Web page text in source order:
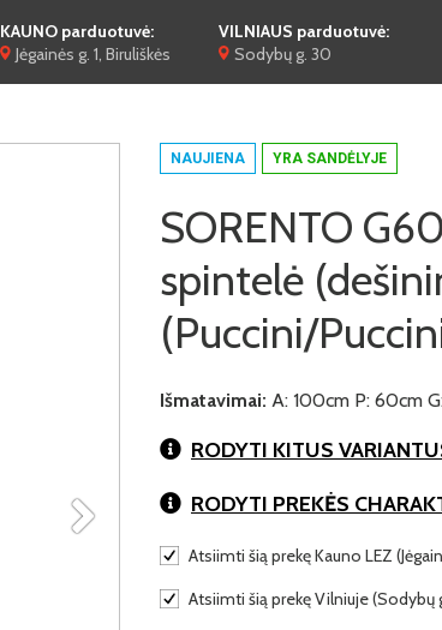
KAUNO parduotuvė:
Jėgainės g. 1, Biruliškės
VILNIAUS parduotuvė:
Sodybų g. 30
NAUJIENA YRA SANDĖLYJE
SORENTO
spintelė
(Puccini/
Išmatavimai: A: 100cm P: 60cm
RODYTI KITUS
RODYTI PREKĖS
Atsiimti šią prekę Kauno LEZ
Atsiimti šią prekę Vilniuje (Sodybų